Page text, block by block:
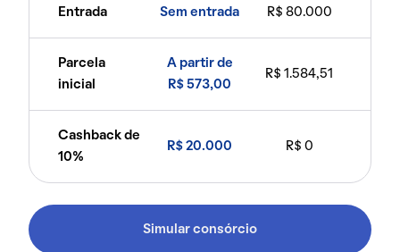
Entrada Sem entrada R$ 80.000
Parcela
inicial
A partir de
R$ 573,00
R$ 1.584,51
Cashback de
10%
R$ 20.000 R$ 0
Simular consórcio